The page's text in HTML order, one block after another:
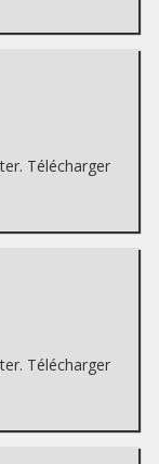
Télécharger
Télécharger